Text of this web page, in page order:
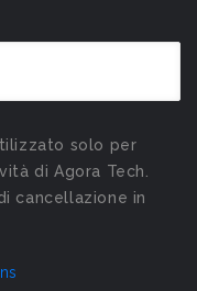
solo per
di Agora Tech.
cancellazione in